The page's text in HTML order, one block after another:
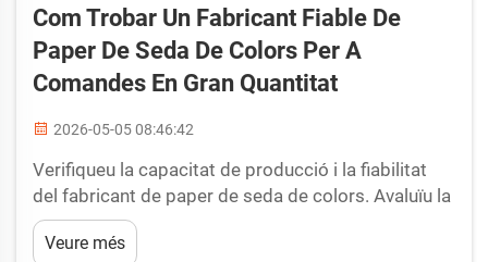
Com Trobar Un Fabricant Fiable De
Paper De Seda De Colors Per A
Comandes En Gran Quantitat
2026-05-05 08:46:42
Verifiqueu la capacitat de producció i la fiabilitat
del fabricant de paper de seda de colors. Avaluïu la
quantitat mínima de comanda (MOQ), el temps
d’entrega i la capacitat de producció escalable per
Veure més